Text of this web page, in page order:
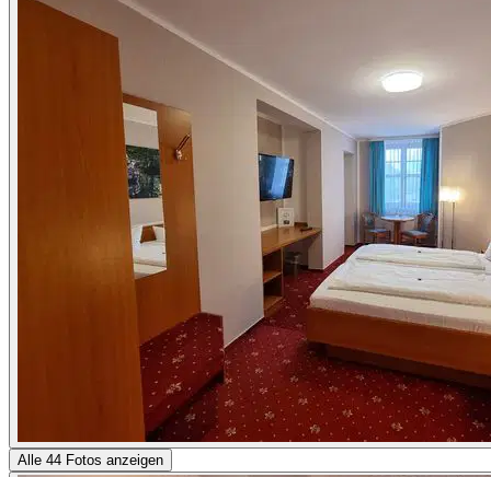
Alle 44 Fotos anzeigen